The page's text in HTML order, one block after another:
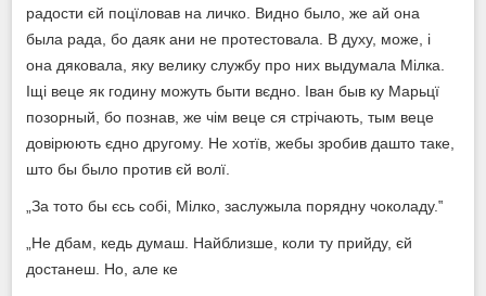
радости єй поцїловав на личко. Видно было, же ай она
была рада, бо даяк ани не протестовала. В духу, може, і
она дяковала, яку велику службу про них выдумала Мілка.
Іщі веце як годину можуть быти вєдно. Іван быв ку Марьцї
позорный, бо познав, же чім веце ся стрічають, тым веце
довірюють єдно другому. Не хотїв, жебы зробив дашто таке,
што бы было против єй волї.
„За тото бы єсь собі, Мілко, заслужыла порядну чоколаду.‟
„Не дбам, кедь думаш. Найблизше, коли ту прийду, єй
достанеш. Но, але ке